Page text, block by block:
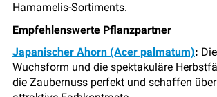
Hamamelis-Sortiments.
Empfehlenswerte Pflanzpartner
Japanischer Ahorn (Acer palmatum):
Wuchsform und die spektakuläre
die Zaubernuss perfekt und schaffen